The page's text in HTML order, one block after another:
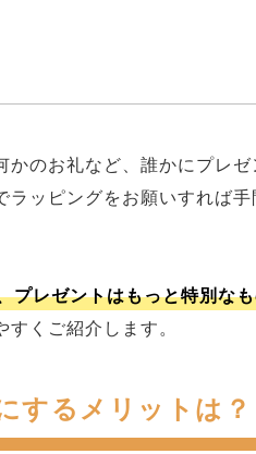
のお礼など、誰かにプレ
ッピングをお願いすれば
プレゼントはもっと特別な
くご紹介します。
するメリットは？